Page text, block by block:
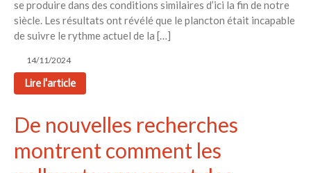
se produire dans des conditions similaires d’ici la fin de notre
siècle. Les résultats ont révélé que le plancton était incapable
de suivre le rythme actuel de la […]
14/11/2024
Lire l'article
De nouvelles recherches
montrent comment les